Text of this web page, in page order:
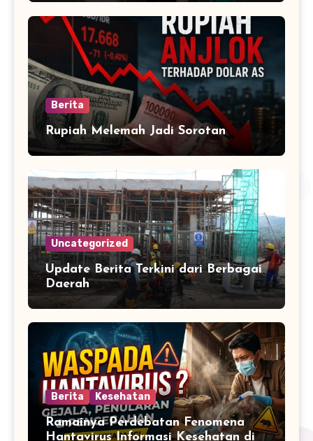
Berita
Rupiah Melemah Jadi Sorotan
Uncategorized
Update Berita Terkini dari Berbagai
Daerah
Berita Kesehatan
Ramainya Perdebatan Fenomena
Hantavirus Informasi Kesehatan di